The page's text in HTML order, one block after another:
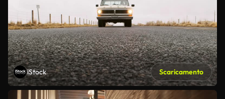
iStock Scaricamento